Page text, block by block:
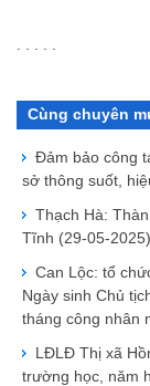
Cùng chuyên
Đảm bảo công
sở thông suốt,
Thạch Hà:
Tĩnh (29-05-2025)
Can Lộc: tổ
Ngày sinh Chủ
tháng công nhân
LĐLĐ Thị xã
trường học, năm